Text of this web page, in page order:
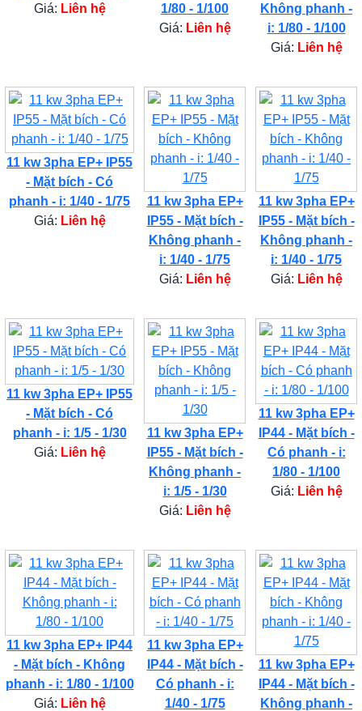
Giá: Liên hệ
1/80 - 1/100
Giá: Liên hệ
Không phanh -
i: 1/80 - 1/100
Giá: Liên hệ
11 kw 3pha EP+ IP55
- Mặt bích - Có
phanh - i: 1/40 - 1/75
Giá: Liên hệ
11 kw 3pha EP+
IP55 - Mặt bích -
Không phanh -
i: 1/40 - 1/75
Giá: Liên hệ
11 kw 3pha EP+
IP55 - Mặt bích -
Không phanh -
i: 1/40 - 1/75
Giá: Liên hệ
11 kw 3pha EP+ IP55
- Mặt bích - Có
phanh - i: 1/5 - 1/30
Giá: Liên hệ
11 kw 3pha EP+
IP55 - Mặt bích -
Không phanh -
i: 1/5 - 1/30
Giá: Liên hệ
11 kw 3pha EP+
IP44 - Mặt bích -
Có phanh - i:
1/80 - 1/100
Giá: Liên hệ
11 kw 3pha EP+ IP44
- Mặt bích - Không
phanh - i: 1/80 - 1/100
Giá: Liên hệ
11 kw 3pha EP+
IP44 - Mặt bích -
Có phanh - i:
1/40 - 1/75
11 kw 3pha EP+
IP44 - Mặt bích -
Không phanh -